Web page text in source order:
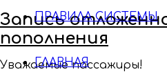
ПРАВИЛА СИСТЕМЫ
ГЛАВНАЯ
Запись
пополнения
Уважаемые пассажиры!